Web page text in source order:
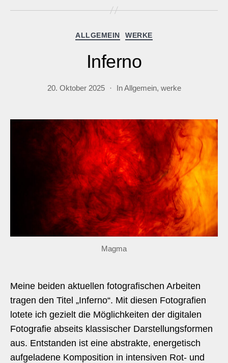
Kategorien
ALLGEMEIN WERKE
Inferno
20. Oktober 2025 InAllgemein, werke
Magma
Meine beiden aktuellen fotografischen Arbeiten
tragen den Titel „Inferno“. Mit diesen Fotografien
lotete ich gezielt die Möglichkeiten der digitalen
Fotografie abseits klassischer Darstellungsformen
aus. Entstanden ist eine abstrakte, energetisch
aufgeladene Komposition in intensiven Rot- und